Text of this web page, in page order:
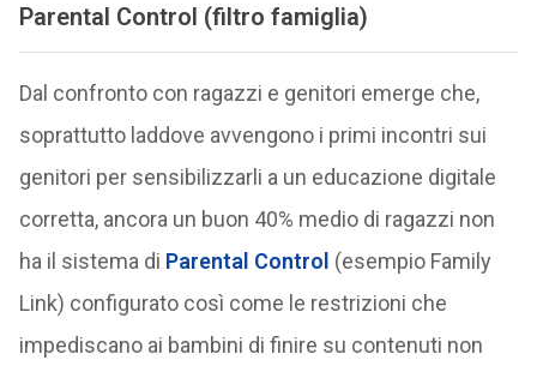
Parental Control (filtro famiglia)
Dal confronto con ragazzi e genitori emerge che,
soprattutto laddove avvengono i primi incontri sui
genitori per sensibilizzarli a un educazione digitale
corretta, ancora un buon 40% medio di ragazzi non
ha il sistema di Parental Control (esempio Family
Link) configurato così come le restrizioni che
impediscano ai bambini di finire su contenuti non